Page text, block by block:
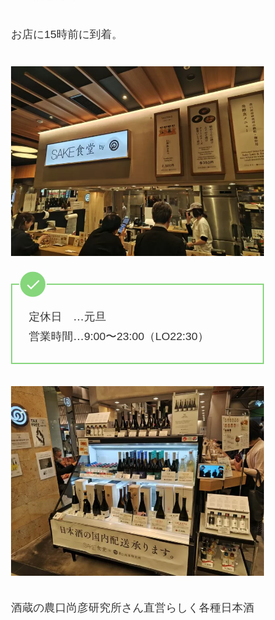
お店に15時前に到着。
定休日 …元旦
営業時間…9:00〜23:00（LO22:30）
酒蔵の農口尚彦研究所さん直営らしく各種日本酒